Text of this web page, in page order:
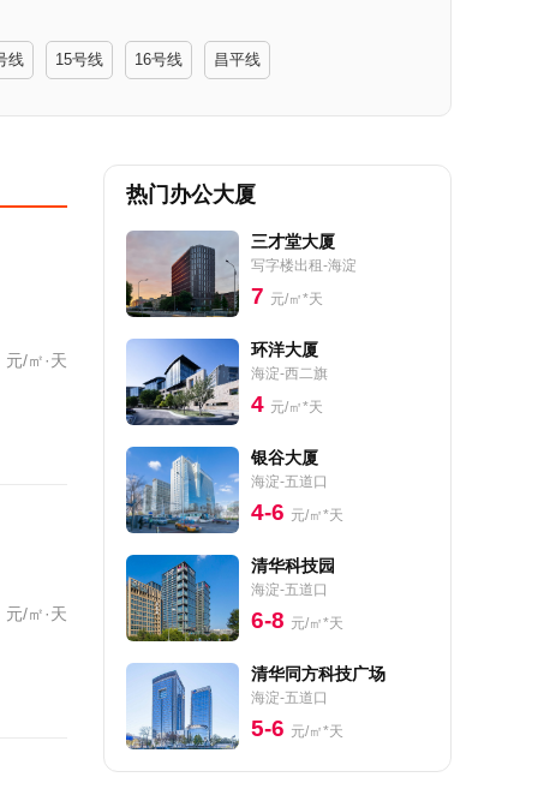
线 15号线 16号线 昌平线
元/㎡·天
元/㎡·天
热门办公大厦
三才堂大厦
写字楼出租-海淀
7 元/㎡*天
环洋大厦
海淀-西二旗
4 元/㎡*天
银谷大厦
海淀-五道口
4-6 元/㎡*天
清华科技园
海淀-五道口
6-8 元/㎡*天
清华同方科技广场
海淀-五道口
5-6 元/㎡*天